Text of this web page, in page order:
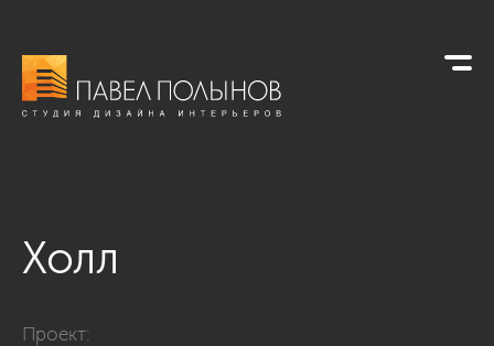
Холл
Проект: